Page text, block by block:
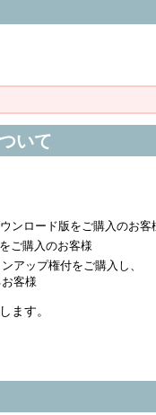
いて
ンロード版をご購入のお客
ご購入のお客様
アップ権付をご購入し、
客様
ます。